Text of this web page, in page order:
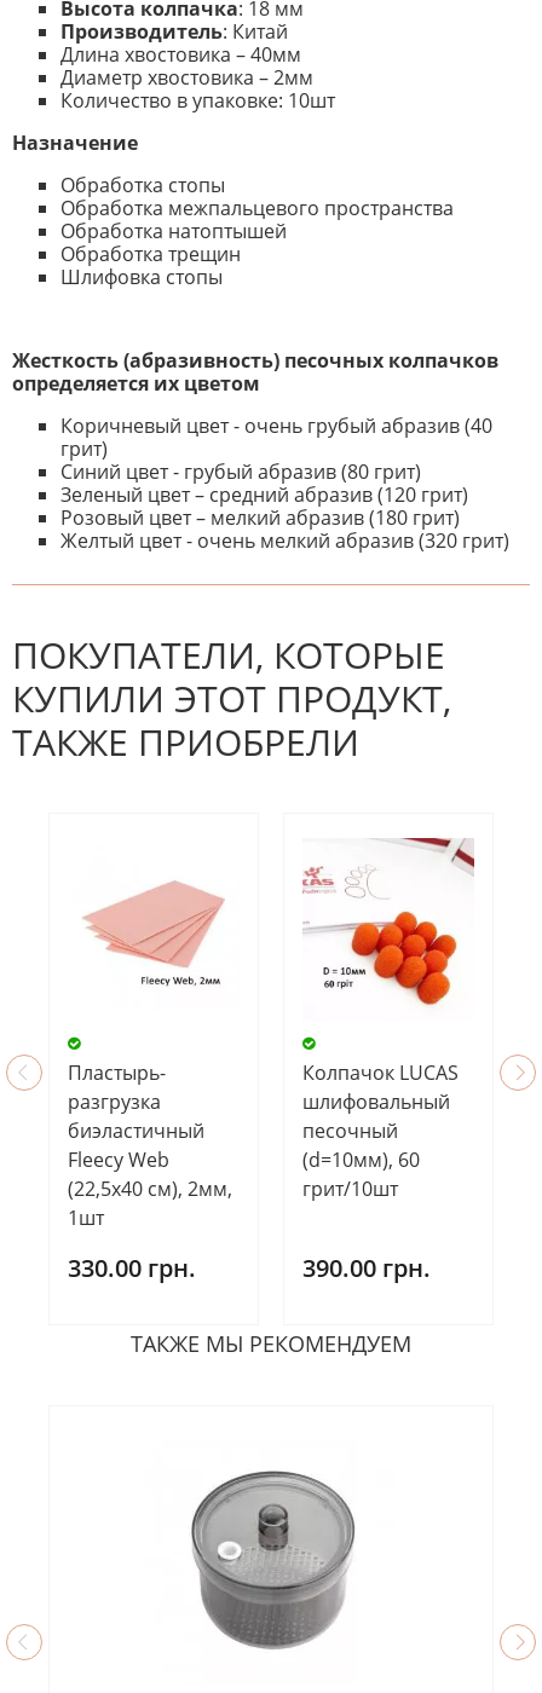
Высота колпачка: 18 мм
Производитель: Китай
Длина хвостовика – 40мм
Диаметр хвостовика – 2мм
Количество в упаковке: 10шт
Назначение
Обработка стопы
Обработка межпальцевого пространства
Обработка натоптышей
Обработка трещин
Шлифовка стопы
Жесткость (абразивность) песочных колпачков
определяется их цветом
Коричневый цвет - очень грубый абразив (40
грит)
Синий цвет - грубый абразив (80 грит)
Зеленый цвет – средний абразив (120 грит)
Розовый цвет – мелкий абразив (180 грит)
Желтый цвет - очень мелкий абразив (320 грит)
К настоящему времени нет
отзыв.
ПОКУПАТЕЛИ, КОТОРЫЕ
КУПИЛИ ЭТОТ ПРОДУКТ,
ТАКЖЕ ПРИОБРЕЛИ
Пластырь-
разгрузка
биэластичный
Fleecy Web
(22,5х40 см), 2мм,
1шт
330.00 грн.
Колпачок LUCAS
шлифовальный
песочный
(d=10мм), 60
грит/10шт
390.00 грн.
ТАКЖЕ МЫ РЕКОМЕНДУЕМ